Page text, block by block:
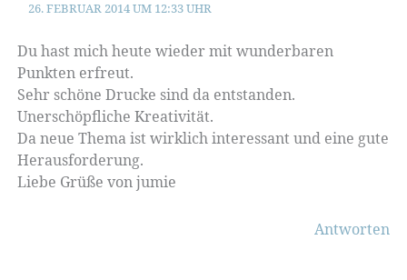
26. FEBRUAR 2014 UM 12:33 UHR
Du hast mich heute wieder mit wunderbaren
Punkten erfreut.
Sehr schöne Drucke sind da entstanden.
Unerschöpfliche Kreativität.
Da neue Thema ist wirklich interessant und eine gute
Herausforderung.
Liebe Grüße von jumie
Antworten